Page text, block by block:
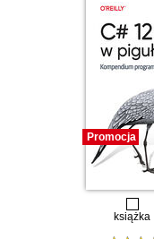
Promocja
książka